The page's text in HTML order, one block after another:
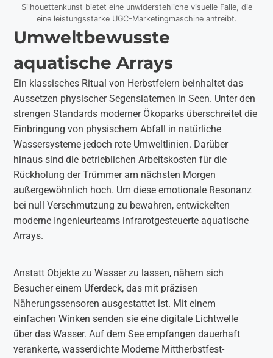
Silhouettenkunst bietet eine unwiderstehliche visuelle Falle, die
eine leistungsstarke UGC-Marketingmaschine antreibt.
Umweltbewusste
aquatische Arrays
Ein klassisches Ritual von Herbstfeiern beinhaltet das
Aussetzen physischer Segenslaternen in Seen. Unter den
strengen Standards moderner Ökoparks überschreitet die
Einbringung von physischem Abfall in natürliche
Wassersysteme jedoch rote Umweltlinien. Darüber
hinaus sind die betrieblichen Arbeitskosten für die
Rückholung der Trümmer am nächsten Morgen
außergewöhnlich hoch. Um diese emotionale Resonanz
bei null Verschmutzung zu bewahren, entwickelten
moderne Ingenieurteams infrarotgesteuerte aquatische
Arrays.
Anstatt Objekte zu Wasser zu lassen, nähern sich
Besucher einem Uferdeck, das mit präzisen
Näherungssensoren ausgestattet ist. Mit einem
einfachen Winken senden sie eine digitale Lichtwelle
über das Wasser. Auf dem See empfangen dauerhaft
verankerte, wasserdichte Moderne Mittherbstfest-